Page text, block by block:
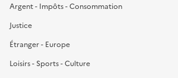
Argent - Impôts - Consommation
Justice
Étranger - Europe
Loisirs - Sports - Culture